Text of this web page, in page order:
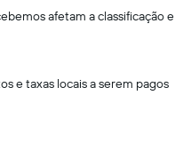
afetam a classificação e
e taxas locais a serem pagos